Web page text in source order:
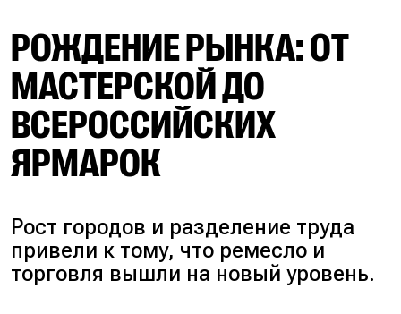
РОЖДЕНИЕ РЫНКА: ОТ
МАСТЕРСКОЙ ДО
ВСЕРОССИЙСКИХ
ЯРМАРОК
Рост городов и разделение труда
привели к тому, что ремесло и
торговля вышли на новый уровень.